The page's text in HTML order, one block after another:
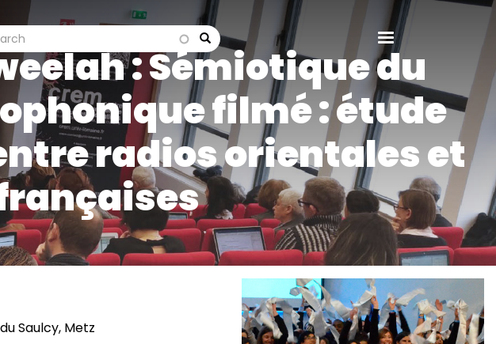
search
: Sémiotique du
filmé : étude
radios orientales et
Saulcy, Metz